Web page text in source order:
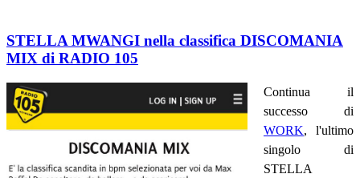
STELLA MWANGI nella classifica DISCOMANIA
MIX di RADIO 105
Continua il
successo di
WORK, l'ultimo
singolo di
STELLA